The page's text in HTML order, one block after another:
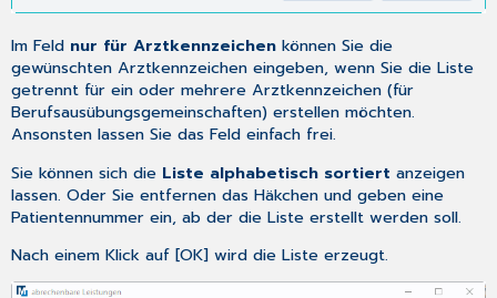
Im Feld nur für Arztkennzeichen können Sie die
gewünschten Arztkennzeichen eingeben, wenn Sie die Liste
getrennt für ein oder mehrere Arztkennzeichen (für
Berufsausübungsgemeinschaften) erstellen möchten.
Ansonsten lassen Sie das Feld einfach frei.
Sie können sich die Liste alphabetisch sortiert anzeigen
lassen. Oder Sie entfernen das Häkchen und geben eine
Patientennummer ein, ab der die Liste erstellt werden soll.
Nach einem Klick auf [OK] wird die Liste erzeugt.